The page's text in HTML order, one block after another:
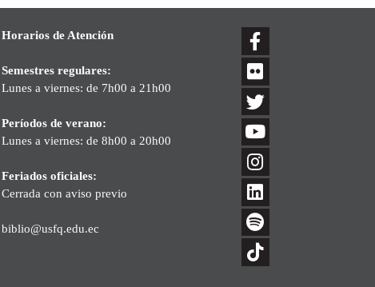
Horarios de Atención
Semestres regulares:
Lunes a viernes: de 7h00 a 21h00
Períodos de verano:
Lunes a viernes: de 8h00 a 20h00
Feriados oficiales:
Cerrada con aviso previo
biblio@usfq.edu.ec